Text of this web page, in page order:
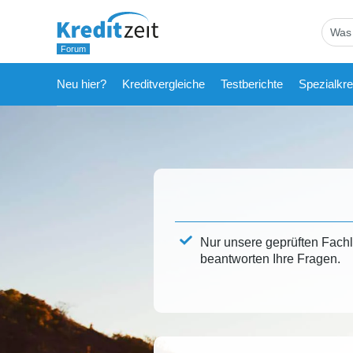
Neu hier? Kreditvergleiche Testberichte
Nur unsere geprüften
beantworten Ihre Fragen.